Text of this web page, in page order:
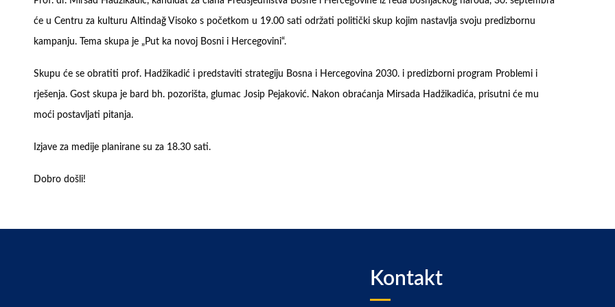
će u Centru za kulturu Altindağ Visoko s početkom u 19.00 sati održati politički skup kojim nastavlja svoju predizbornu
kampanju. Tema skupa je „Put ka novoj Bosni i Hercegovini“.
Skupu će se obratiti prof. Hadžikadić i predstaviti strategiju Bosna i Hercegovina 2030. i predizborni program Problemi i
rješenja. Gost skupa je bard bh. pozorišta, glumac Josip Pejaković. Nakon obraćanja Mirsada Hadžikadića, prisutni će mu
moći postavljati pitanja.
Izjave za medije planirane su za 18.30 sati.
Dobro došli!
Kontakt